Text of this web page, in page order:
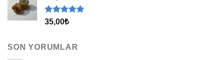
5 üzerinden
35,00₺
SON YORUMLAR